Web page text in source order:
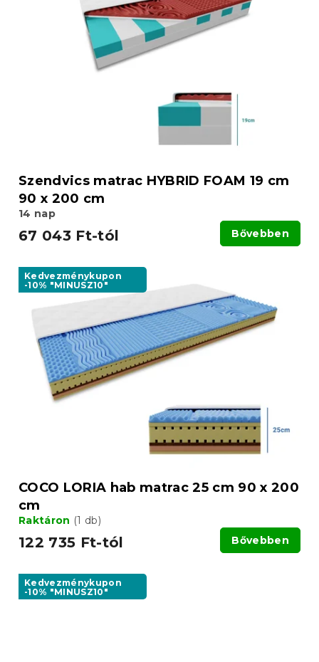
Szendvics matrac HYBRID FOAM 19 cm
90 x 200 cm
14 nap
67 043 Ft-tól Bővebben
Kedvezménykupon
-10% "MINUSZ10"
COCO LORIA hab matrac 25 cm 90 x 200
cm
Raktáron (1 db)
122 735 Ft-tól Bővebben
Kedvezménykupon
-10% "MINUSZ10"